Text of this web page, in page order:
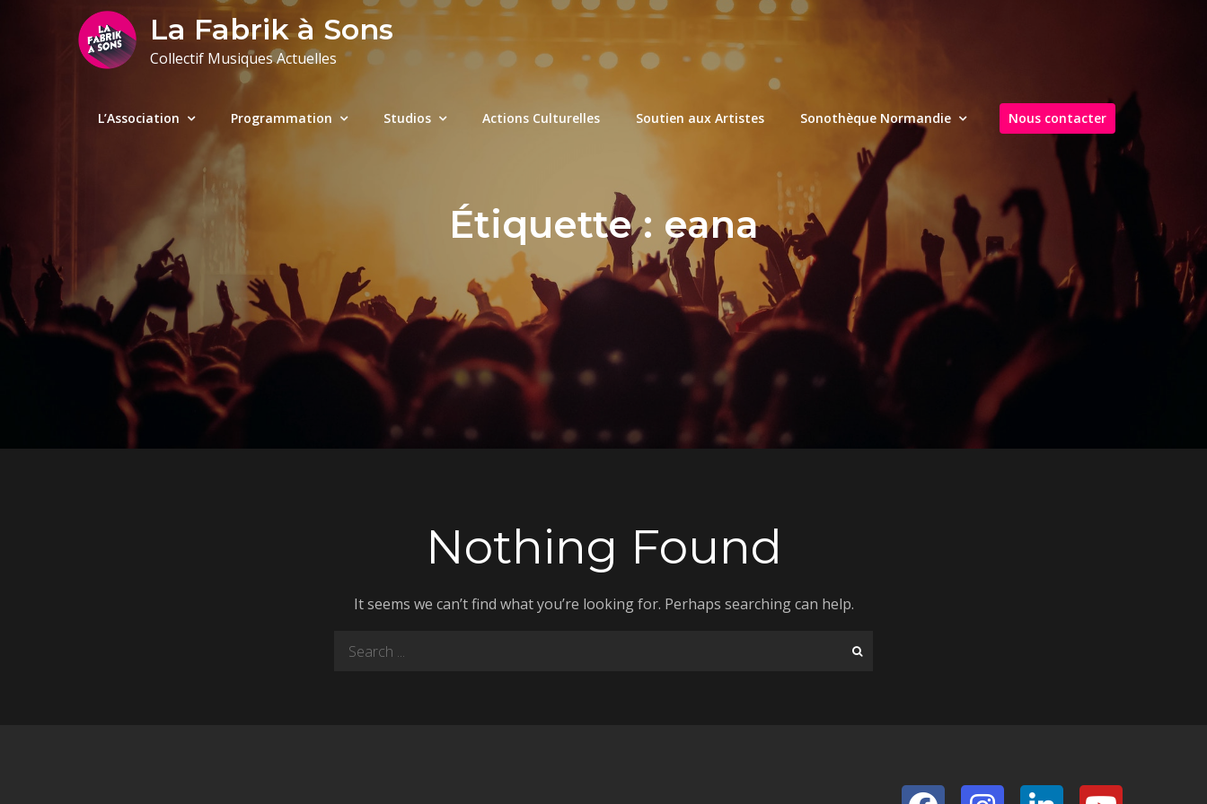
La Fabrik à Sons
Collectif Musiques Actuelles
L’Association Programmation Studios Actions Culturelles Soutien aux Artistes Sonothèque Normandie Nous contacter
Étiquette : eana
Nothing Found
It seems we can’t find what you’re looking for. Perhaps searching can help.
Search